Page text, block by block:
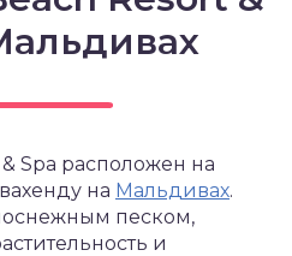
Spa расположен на
на Мальдивах.
песком,
и